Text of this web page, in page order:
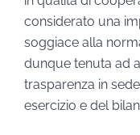
considerato una
soggiace alla
dunque tenuta ad
trasparenza in
esercizio e del